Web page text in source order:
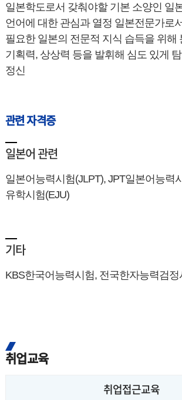
일본학도로서 갖춰야할 기본 소양인 일
언어에 대한 관심과 열정 일본전문가로
필요한 일본의 전문적 지식 습득을 위해
기획력, 상상력 등을 발휘해 심도 있게
정신
관련 자격증
일본어 관련
일본어능력시험(JLPT), JPT일본어능력
유학시험(EJU)
기타
KBS한국어능력시험, 전국한자능력검정
취업교육
취업접근교육